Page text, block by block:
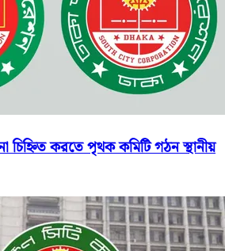
চিহ্নিত করতে পৃথক কমিটি গঠন স্থানীয়